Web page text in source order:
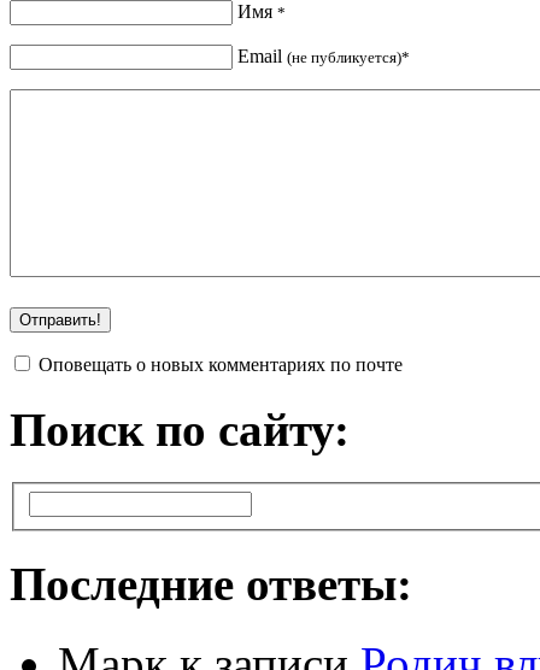
Имя *
Email (не публикуется)*
Оповещать о новых комментариях по почте
Поиск по сайту:
Последние ответы: